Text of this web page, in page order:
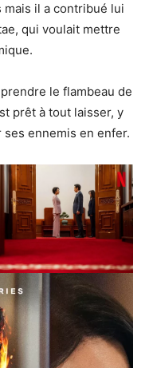
mais il a contribué lui
qui voulait mettre
le flambeau de
prêt à tout laisser, y
ennemis en enfer.